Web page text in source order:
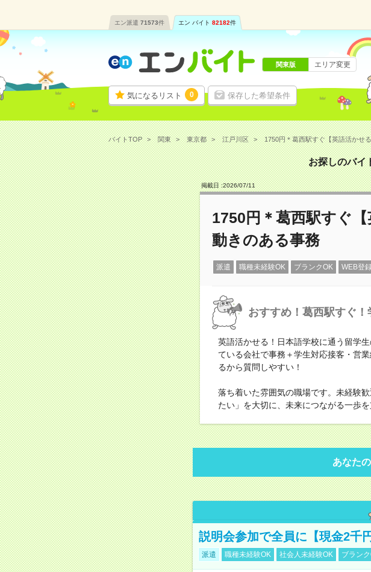
エン派遣 71573件 エン バイト 82182件
気になるリスト 0 保存した希望条件
関東版 エリア変更
バイトTOP 関東 東京都 江戸川区 1750円＊葛西駅すぐ【英語活かせ
お探しのバイ
掲載日 :2026/07/11
1750円＊葛西駅すぐ
動きのある事務
派遣 職種未経験OK ブランクOK WEB登
おすすめ！葛西駅すぐ！
英語活かせる！日本語学校に通う留学
ている会社で事務＋学生対応接客・営
るから質問しやすい！
落ち着いた雰囲気の職場です。未経験
たい」を大切に、未来につながる一歩を
あなた
説明会参加で全員に【現金2千
派遣 職種未経験OK 社会人未経験OK ブラン